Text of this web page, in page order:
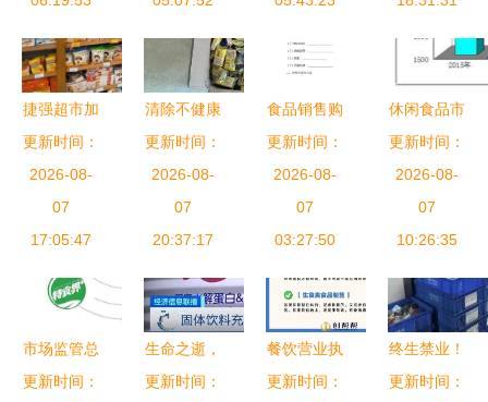
时代
\r\n\r\n从普
通消费者对
零食摊分装
识的真
伪，“分
装”与“品
牌”在当前
经营
机械厂为
例）
捷强超市加
盟及酒类经
营费用详解
更新时间：
2026-08-
07
17:05:47
清除不健康
食品，严查
广州佛山过
期食品问题
更新时间：
2026-08-
07
20:37:17
食品销售购
销合同范例
（酒类经
营）
更新时间：
2026-08-
07
03:27:50
休闲食品市
场规模分析
2020年行
业发展前
景、趋势及
的关联调查
报告
更新时间：
2026-08-
07
10:26:35
市场监管总
局召开大型
更新时间：
生命之逝，
安全之思
更新时间：
餐饮营业执
照经营范围
更新时间：
终生禁业！
烟台出台最
更新时间：